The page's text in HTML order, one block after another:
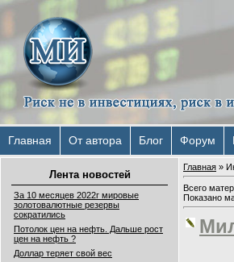
Главная От автора Блог Форум
Лента новостей
За 10 месяцев 2022г мировые
золотовалютные резервы
сократились
Потолок цен на нефть. Дальше рост
цен на нефть ?
Доллар теряет свой вес
Главная »
Всего
Показано